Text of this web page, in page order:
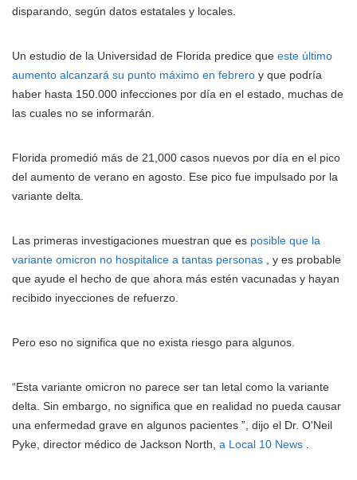
disparando, según datos estatales y locales.
Un estudio de la Universidad de Florida predice que este último
aumento alcanzará su punto máximo en febrero y que podría
haber hasta 150.000 infecciones por día en el estado, muchas de
las cuales no se informarán.
Florida promedió más de 21,000 casos nuevos por día en el pico
del aumento de verano en agosto. Ese pico fue impulsado por la
variante delta.
Las primeras investigaciones muestran que es posible que la
variante omicron no hospitalice a tantas personas , y es probable
que ayude el hecho de que ahora más estén vacunadas y hayan
recibido inyecciones de refuerzo.
Pero eso no significa que no exista riesgo para algunos.
“Esta variante omicron no parece ser tan letal como la variante
delta. Sin embargo, no significa que en realidad no pueda causar
una enfermedad grave en algunos pacientes ”, dijo el Dr. O'Neil
Pyke, director médico de Jackson North, a Local 10 News .